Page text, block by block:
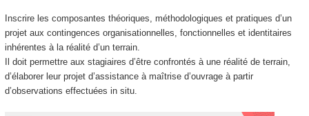
Inscrire les composantes théoriques, méthodologiques et pratiques d’un
projet aux contingences organisationnelles, fonctionnelles et identitaires
inhérentes à la réalité d’un terrain.
Il doit permettre aux stagiaires d’être confrontés à une réalité de terrain,
d’élaborer leur projet d’assistance à maîtrise d’ouvrage à partir
d’observations effectuées in situ.